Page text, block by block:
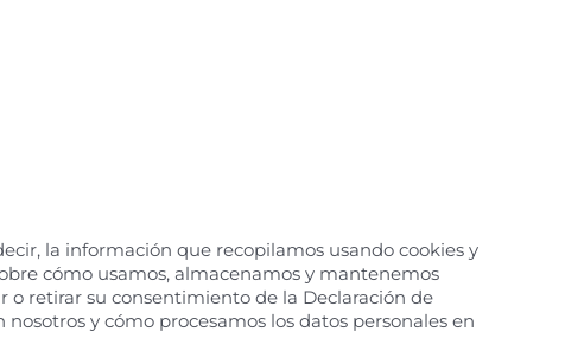
la información que recopilamos usando cookies y
cómo usamos, almacenamos y mantenemos
retirar su consentimiento de la Declaración de
y cómo procesamos los datos personales en